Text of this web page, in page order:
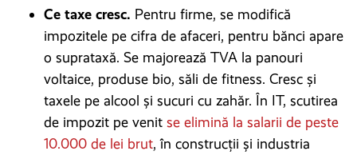
Ce taxe cresc. Pentru firme, se modifică
impozitele pe cifra de afaceri, pentru bănci apare
o suprataxă. Se majorează TVA la panouri
voltaice, produse bio, săli de fitness. Cresc și
taxele pe alcool și sucuri cu zahăr. În IT, scutirea
de impozit pe venit se elimină la salarii de peste
10.000 de lei brut, în construcții și industria